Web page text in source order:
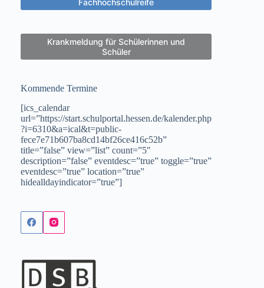
Fachhochschulreife
Krankmeldung für Schülerinnen und
Schüler
Kommende Termine
[ics_calendar
url=”https://start.schulportal.hessen.de/kalender.php
?i=6310&a=ical&t=public-
fece7e71b607ba8cd14bf26ce416c52b”
title=”false” view=”list” count=”5″
description=”false” eventdesc=”true” toggle=”true”
eventdesc=”true” location=”true”
hidealldayindicator=”true”]